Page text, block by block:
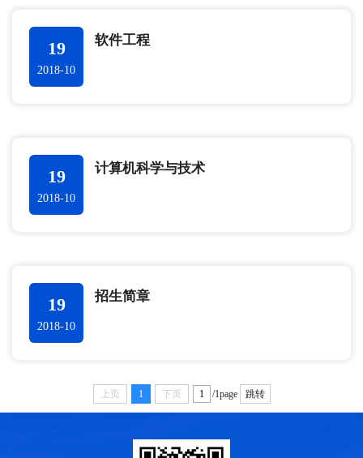
19
2018-10
软件工程
19
2018-10
计算机科学与技术
19
2018-10
招生简章
上页 1 下页 /1page 跳转